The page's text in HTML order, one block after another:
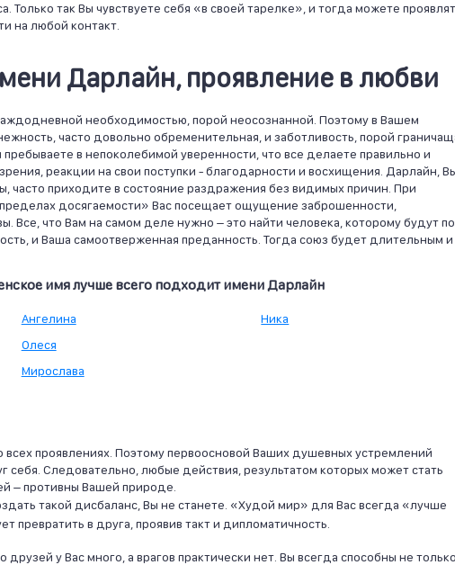
Только так Вы чувствуете себя «в своей тарелке», и тогда можете
на любой контакт.
Дарлайн, проявление в любви
необходимостью, порой неосознанной. Поэтому в Вашем
часто довольно обременительная, и заботливость, порой
в непоколебимой уверенности, что все делаете правильно и
реакции на свои поступки - благодарности и восхищения. Дарлайн,
часто приходите в состояние раздражения без видимых причин. При
досягаемости» Вас посещает ощущение заброшенности,
Все, что Вам на самом деле нужно – это найти человека, которому будут по
и Ваша самоотверженная преданность. Тогда союз будет длительным и
имя лучше всего подходит имени Дарлайн
Ангелина
Олеся
Мирослава
Ника
всех проявлениях. Поэтому первоосновой Ваших душевных устремлений
себя. Следовательно, любые действия, результатом которых может стать
– противны Вашей природе.
такой дисбаланс, Вы не станете. «Худой мир» для Вас всегда «лучше
превратить в друга, проявив такт и дипломатичность.
друзей у Вас много, а врагов практически нет. Вы всегда способны не только